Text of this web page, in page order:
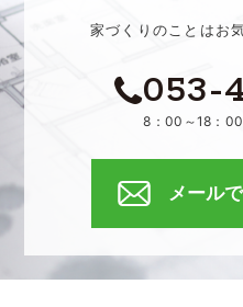
家づくりのことはお
053-
8：00～18：00
メール